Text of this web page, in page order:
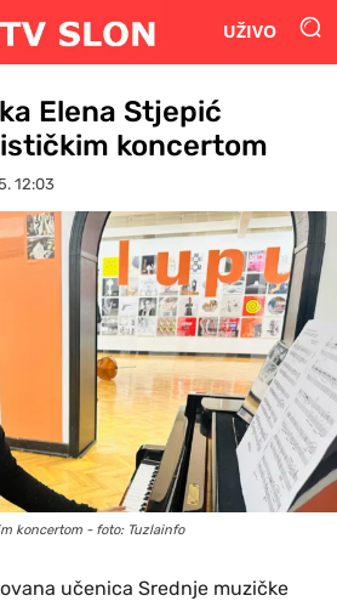
UŽIVO
Elena Stjepić
koncertom
12:03
koncertom - foto: Tuzlainfo
učenica Srednje muzičke